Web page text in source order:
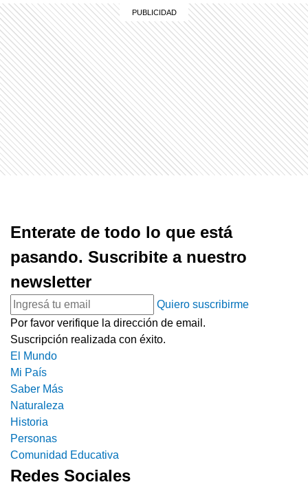
Enterate de todo lo que está
pasando. Suscribite a nuestro
newsletter
Quiero suscribirme
Por favor verifique la dirección de email.
Suscripción realizada con éxito.
El Mundo
Mi País
Saber Más
Naturaleza
Historia
Personas
Comunidad Educativa
Redes Sociales